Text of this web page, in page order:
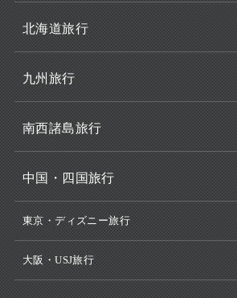
北海道旅行
九州旅行
南西諸島旅行
中国・四国旅行
東京・ディズニー旅行
大阪・USJ旅行